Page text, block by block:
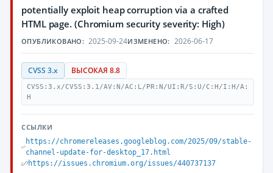
potentially exploit heap corruption via a crafted
HTML page. (Chromium security severity: High)
ОПУБЛИКОВАНО: 2025-09-24ИЗМЕНЕНО: 2026-06-17
CVSS 3.x ВЫСОКАЯ 8.8
CVSS:3.x/CVSS:3.1/AV:N/AC:L/PR:N/UI:R/S:U/C:H/I:H/A:
H
ССЫЛКИ
https://chromereleases.googleblog.com/2025/09/stable-
channel-update-for-desktop_17.html
https://issues.chromium.org/issues/440737137